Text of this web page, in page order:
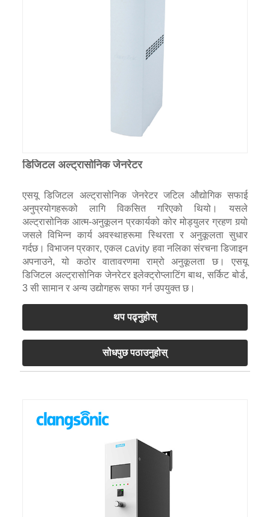
डिजिटल अल्ट्रासोनिक जेनरेटर
एसयू डिजिटल अल्ट्रासोनिक जेनरेटर जटिल औद्योगिक सफाई
अनुप्रयोगहरूको लागि विकसित गरिएको थियो। यसले
अल्ट्रासोनिक आत्म-अनुकूलन प्रकार्यको कोर मोड्युलर ग्रहण गर्‍यो
जसले विभिन्न कार्य अवस्थाहरूमा स्थिरता र अनुकूलता सुधार
गर्दछ। विभाजन प्रकार, एकल cavity हवा नलिका संरचना डिजाइन
अपनाउने, यो कठोर वातावरणमा राम्रो अनुकूलता छ। एसयू
डिजिटल अल्ट्रासोनिक जेनरेटर इलेक्ट्रोप्लाटिंग बाथ, सर्किट बोर्ड,
3 सी सामान र अन्य उद्योगहरू सफा गर्न उपयुक्त छ।
थप पढ्नुहोस्
सोधपुछ पठाउनुहोस्